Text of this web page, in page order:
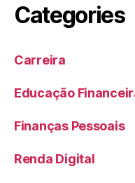
Categories
Carreira
Educação
Finanças Pessoais
Renda Digital